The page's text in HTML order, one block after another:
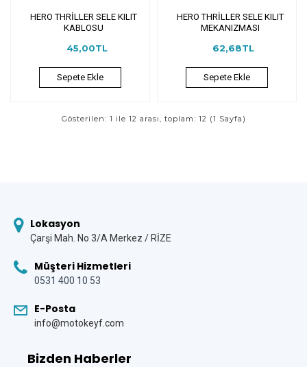
HERO THRİLLER SELE KILIT
KABLOSU
45,00TL
Sepete Ekle
HERO THRİLLER SELE KILIT
MEKANIZMASI
62,68TL
Sepete Ekle
Gösterilen: 1 ile 12 arası, toplam: 12 (1 Sayfa)
Lokasyon
Çarşi Mah. No 3/A Merkez / RİZE
Müşteri Hizmetleri
0531 400 10 53
E-Posta
info@motokeyf.com
Bizden Haberler